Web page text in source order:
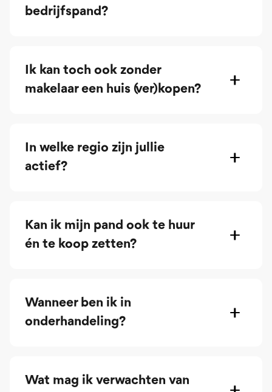
bedrijfspand?
Ik kan toch ook zonder
makelaar een huis (ver)kopen?
In welke regio zijn jullie
actief?
Kan ik mijn pand ook te huur
én te koop zetten?
Wanneer ben ik in
onderhandeling?
Wat mag ik verwachten van